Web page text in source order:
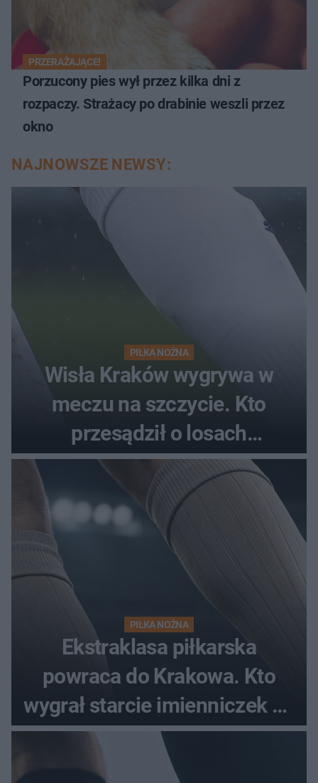
PRZERAŻAJĄCE!
Porzucony pies wył przez kilka dni z
rozpaczy. Strażacy po drabinie weszli przez
okno
NAJNOWSZE NEWSY:
PIŁKA NOŻNA
Wisła Kraków wygrywa w
meczu na szczycie. Kto
przesądził o losach
spotkania?
PIŁKA NOŻNA
Ekstraklasa piłkarska
powraca do Krakowa. Kto
wygrał starcie imienniczek na
pełnym stadionie